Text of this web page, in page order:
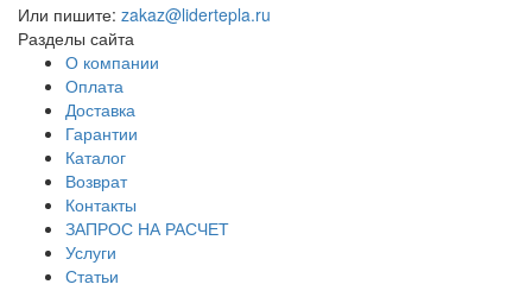
Или пишите: zakaz@lidertepla.ru
Разделы сайта
О компании
Оплата
Доставка
Гарантии
Каталог
Возврат
Контакты
ЗАПРОС НА РАСЧЕТ
Услуги
Статьи